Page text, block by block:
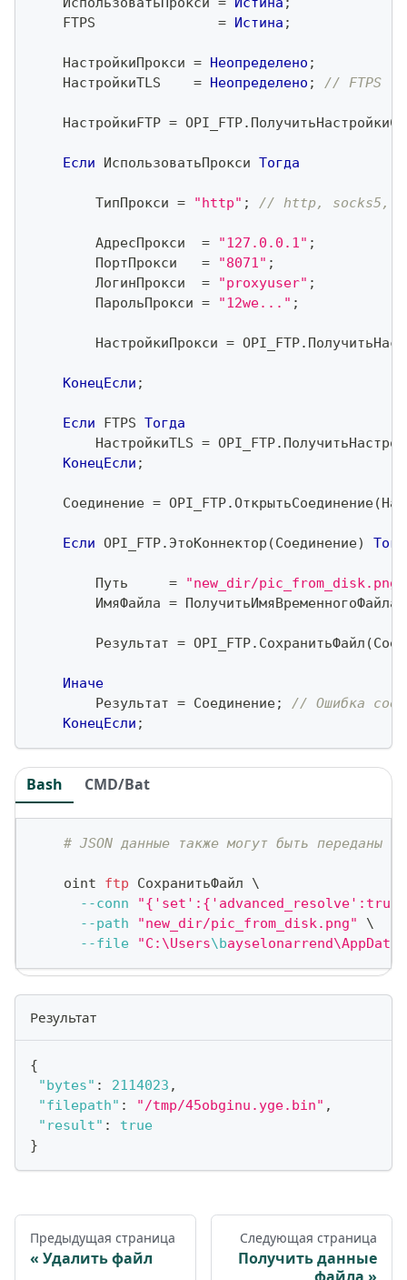
    FTPS
= Истина ;
    НастройкиПрокси
= Неопределено ;
    НастройкиTLS
= Неопределено ; // FTPS
    НастройкиFTP
= OPI_FTP.
Если ИспользоватьПрокси Тогда
        ТипПрокси
= "http" ; // http, socks5,
        АдресПрокси
= "127.0.0.1" ;
        ПортПрокси
= "8071" ;
        ЛогинПрокси
= "proxyuser" ;
        ПарольПрокси
= "12we..." ;
        НастройкиПрокси
= OPI_FTP.
КонецЕсли ;
Если FTPS Тогда
        НастройкиTLS
= OPI_FTP.
КонецЕсли ;
    Соединение
= OPI_FTP.ОткрытьСоединение(
Если OPI_FTP. ЭтоКоннектор (Соединение)
        Путь
= "new_dir/pic_from_disk.png"
        ИмяФайла
= ПолучитьИмяВременногоФайла
        Результат
= OPI_FTP. СохранитьФайл (
Иначе
        Результат
= Соединение;
// Ошибка
КонецЕсли ;
Bash CMD/Bat
# JSON данные также могут быть переданы
    oint
ftp СохранитьФайл \
--conn
--path
"new_dir/pic_from_disk.png"
\
--file
"C:\Users\b
Результат
{
"bytes" : 2114023 ,
"filepath" : "/tmp/45obginu.yge.bin" ,
"result" :
true
}
Предыдущая страница
Удалить файл
Следующая страница
Получить данные